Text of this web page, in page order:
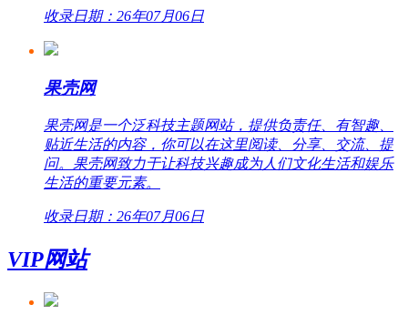
收录日期：26年07月06日
果壳网
果壳网是一个泛科技主题网站，提供负责任、有智趣、
贴近生活的内容，你可以在这里阅读、分享、交流、提
问。果壳网致力于让科技兴趣成为人们文化生活和娱乐
生活的重要元素。
收录日期：26年07月06日
VIP网站